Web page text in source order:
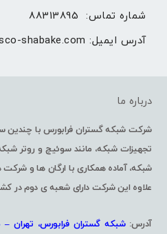
شماره تماس: 88313895
آدرس ایمیل: shabake.com
درباره ما
شرکت شبکه گستران فرابورس با چندین
شبکه، آماده همکاری با ارگان ها و
علاوه این شرکت دارای شعبه ی دوم در
آدرس:شبکه گستران فرابورس، تهران –